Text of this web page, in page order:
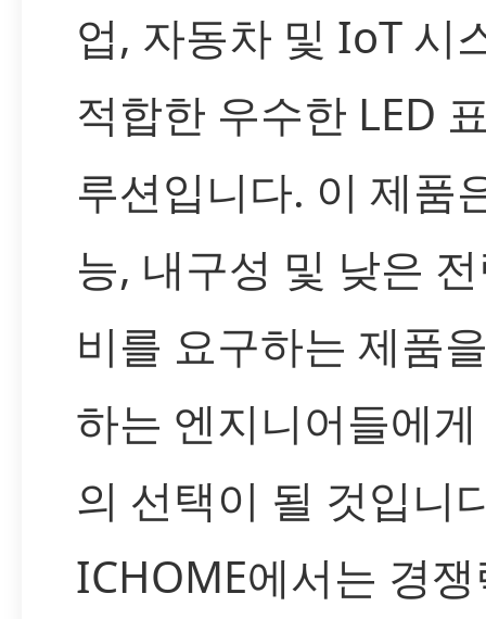
업, 자동차 및 IoT 시
적합한 우수한 LED
루션입니다. 이 제품
능, 내구성 및 낮은
비를 요구하는 제품
하는 엔지니어들에
의 선택이 될 것입니
ICHOME에서는 경